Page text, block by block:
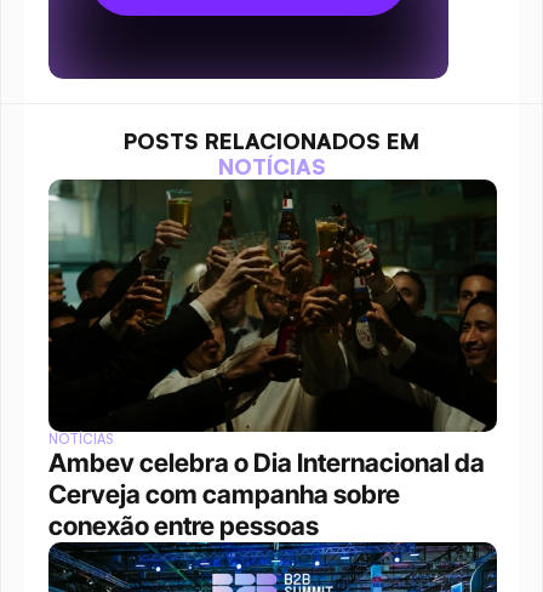
POSTS RELACIONADOS EM
NOTÍCIAS
NOTÍCIAS
Ambev celebra o Dia Internacional da
Cerveja com campanha sobre
conexão entre pessoas